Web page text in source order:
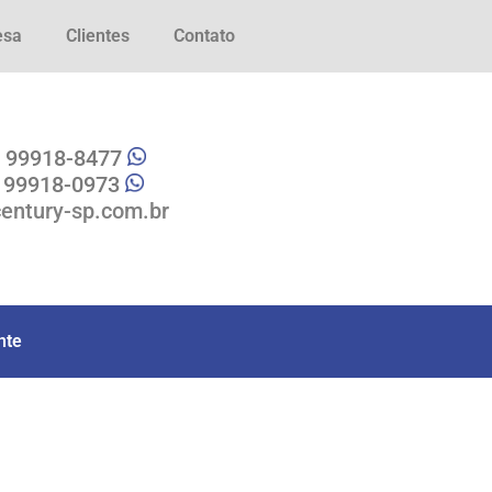
Clientes Contato
8477
0973
sp.com.br